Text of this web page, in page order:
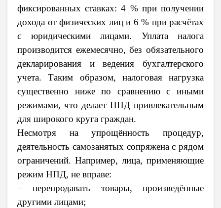
фиксированных ставках: 4 % при получении
дохода от физических лиц и 6 % при расчётах
с юридическими лицами. Уплата налога
производится ежемесячно, без обязательного
декларирования и ведения бухгалтерского
учета. Таким образом, налоговая нагрузка
существенно ниже по сравнению с иными
режимами, что делает НПД привлекательным
для широкого круга граждан.
Несмотря на упрощённость процедур,
деятельность самозанятых сопряжена с рядом
ограничений. Например, лица, применяющие
режим НПД, не вправе:
– перепродавать товары, произведённые
другими лицами;